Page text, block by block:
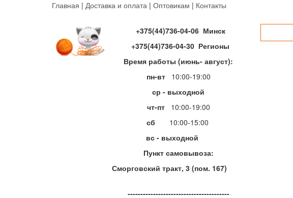
Главная | Доставка и оплата | Оптовикам | Контакты
+375(44)736-04-06 Минск
+375(44)736-04-30 Регионы
Время работы (июнь- август):
пн-вт
10:00-19:00
ср - выходной
чт-пт 10:00-19:00
сб
10:00-15:00
вс - выходной
Пункт самовывоза:
Сморговский тракт, 3 (пом. 167)
----------------------------------------